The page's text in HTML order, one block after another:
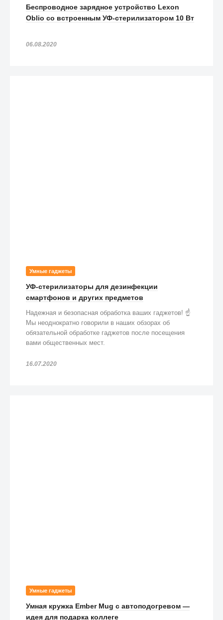
Беспроводное зарядное устройство Lexon
Oblio со встроенным УФ-стерилизатором 10 Вт
06.08.2020
Умные гаджеты
УФ-стерилизаторы для дезинфекции
смартфонов и других предметов
Надежная и безопасная обработка ваших гаджетов! ☝️
Мы неоднократно говорили в наших обзорах об
обязательной обработке гаджетов после посещения
вами общественных мест.
16.07.2020
Умные гаджеты
Умная кружка Ember Mug с автоподогревом —
идея для подарка коллеге